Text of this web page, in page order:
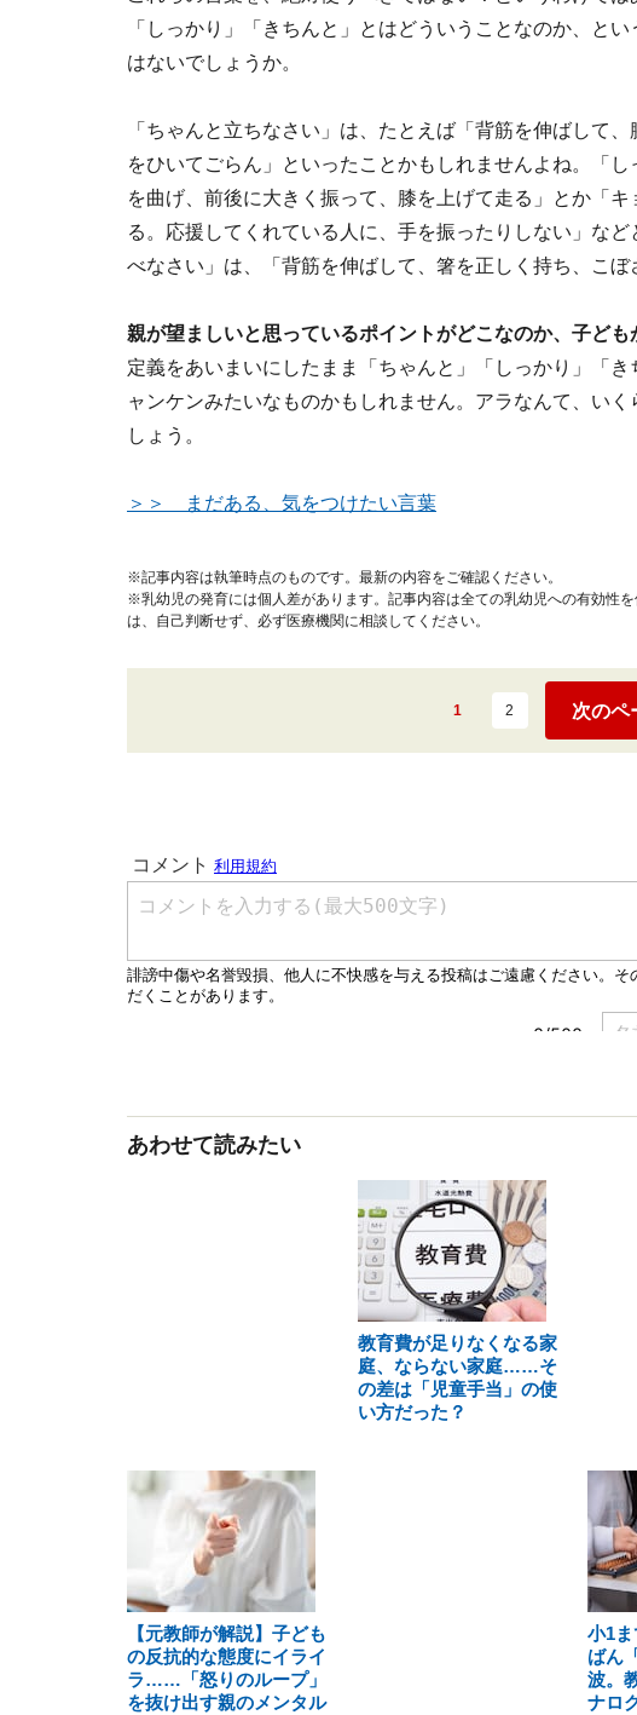
「しっかり」「きちんと」とはどういうことなのか、と
はないでしょうか。
「ちゃんと立ちなさい」は、たとえば「背筋を伸ばして
をひいてごらん」といったことかもしれませんよね。「
を曲げ、前後に大きく振って、膝を上げて走る」とか「
る。応援してくれている人に、手を振ったりしない」な
べなさい」は、「背筋を伸ばして、箸を正しく持ち、こぼ
親が望ましいと思っているポイントがどこなのか、子ども
定義をあいまいにしたまま「ちゃんと」「しっかり」「
ャンケンみたいなものかもしれません。アラなんて、い
しょう。
＞＞ まだある、気をつけたい言葉
※記事内容は執筆時点のものです。最新の内容をご確認ください。
※乳幼児の発育には個人差があります。記事内容は全ての乳幼児への有効性
は、自己判断せず、必ず医療機関に相談してください。
1 2 次のペ
あわせて読みたい
教育費が足りなくなる家
庭、ならない家庭……そ
の差は「児童手当」の使
い方だった？
【元教師が解説】子ども
の反抗的な態度にイライ
ラ……「怒りのループ」
を抜け出す親のメンタル
小1
ばん
波。
ナロ